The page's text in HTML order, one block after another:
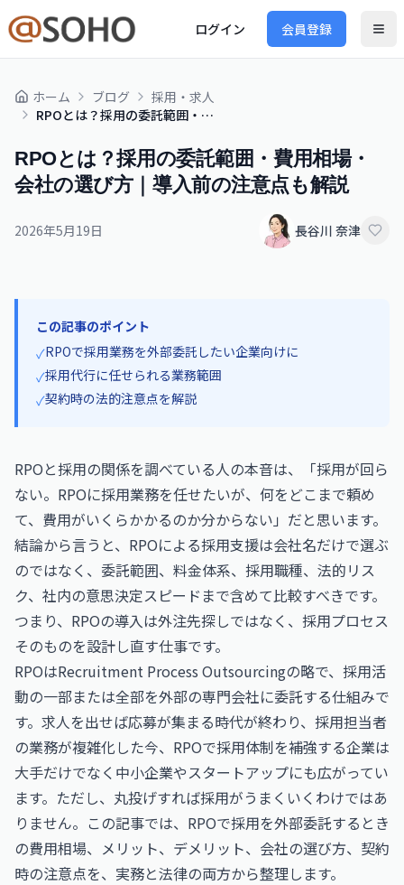
ログイン 会員登録
ホーム ブログ
採用・求人
RPOとは？採用の委託範囲・費用相場・会社の選び方｜導入前の注意点も解説
RPOとは？採用の委託範囲・費用相場・
会社の選び方｜導入前の注意点も解説
2026年5月19日 長谷川 奈津
この記事のポイント
✓RPOで採用業務を外部委託したい企業向けに
✓採用代行に任せられる業務範囲
✓契約時の法的注意点を解説
RPOと採用の関係を調べている人の本音は、「採用が回ら
ない。RPOに採用業務を任せたいが、何をどこまで頼め
て、費用がいくらかかるのか分からない」だと思います。
結論から言うと、RPOによる採用支援は会社名だけで選ぶ
のではなく、委託範囲、料金体系、採用職種、法的リス
ク、社内の意思決定スピードまで含めて比較すべきです。
つまり、RPOの導入は外注先探しではなく、採用プロセス
そのものを設計し直す仕事です。
RPOはRecruitment Process Outsourcingの略で、採用活
動の一部または全部を外部の専門会社に委託する仕組みで
す。求人を出せば応募が集まる時代が終わり、採用担当者
の業務が複雑化した今、RPOで採用体制を補強する企業は
大手だけでなく中小企業やスタートアップにも広がってい
ます。ただし、丸投げすれば採用がうまくいくわけではあ
りません。この記事では、RPOで採用を外部委託するとき
の費用相場、メリット、デメリット、会社の選び方、契約
時の注意点を、実務と法律の両方から整理します。